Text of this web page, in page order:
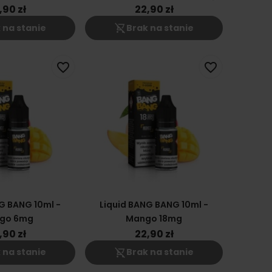
zł
na stanie
22,90 zł
shopping_cart_off Brak na stanie
BANG 10ml -
6mg
zł
na stanie
favorite_border
Liquid BANG BANG 10ml -
Mango 18mg
22,90 zł
shopping_cart_off Brak na stanie
favorite_border